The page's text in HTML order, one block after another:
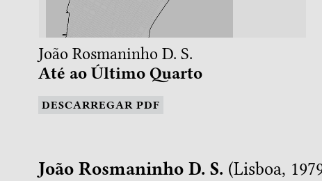
João Rosmaninho D. S.
Até ao Último Quarto
DESCARREGAR PDF
João Rosmaninho D. S. (Lisboa,